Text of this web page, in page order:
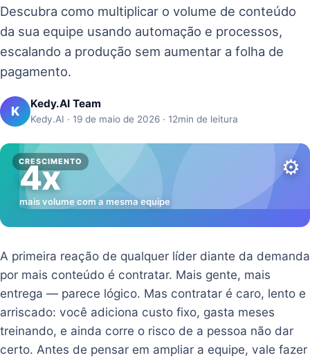
Descubra como multiplicar o volume de conteúdo
da sua equipe usando automação e processos,
escalando a produção sem aumentar a folha de
pagamento.
K Kedy.AI Team
Kedy.AI · 19 de maio de 2026 · 12min de leitura
CRESCIMENTO ⚙️
4x
mais volume com a mesma equipe
A primeira reação de qualquer líder diante da demanda
por mais conteúdo é contratar. Mais gente, mais
entrega — parece lógico. Mas contratar é caro, lento e
arriscado: você adiciona custo fixo, gasta meses
treinando, e ainda corre o risco de a pessoa não dar
certo. Antes de pensar em ampliar a equipe, vale fazer